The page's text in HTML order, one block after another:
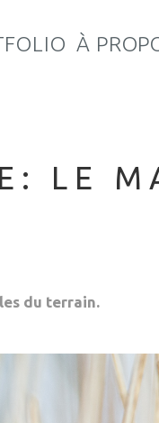
À
LE
du terrain.